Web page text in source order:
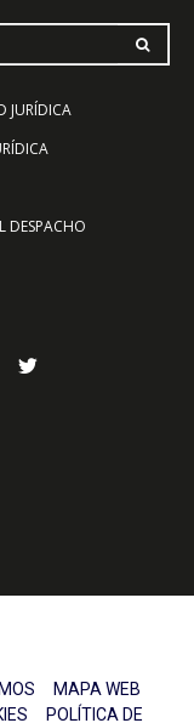
JURÍDICA
DESPACHO
MAPA WEB
POLÍTICA DE